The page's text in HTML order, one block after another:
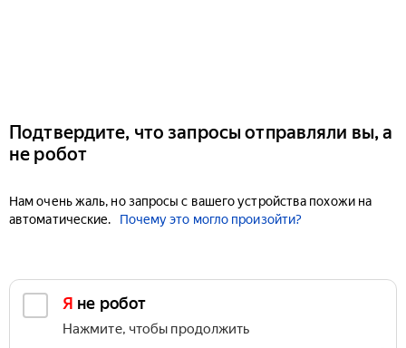
Подтвердите, что запросы отправляли вы, а
не робот
Нам очень жаль, но запросы с вашего устройства похожи на
автоматические.
Почему это могло произойти?
Я не робот
Нажмите, чтобы продолжить